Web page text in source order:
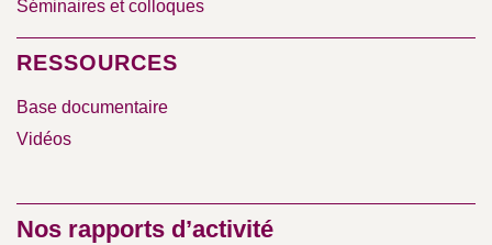
Séminaires et colloques
RESSOURCES
Base documentaire
Vidéos
Nos rapports d’activité